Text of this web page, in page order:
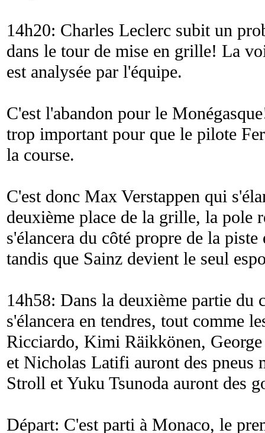
14h20: Charles Leclerc subit un
dans le tour de mise en grille! La
est analysée par l'équipe.
C'est l'abandon pour le
trop important pour que le pilote
la course.
C'est donc Max Verstappen qui
deuxième place de la grille, la pole
s'élancera du côté propre de la
tandis que Sainz devient le seul
14h58: Dans la deuxième partie du
s'élancera en tendres, tout comme
Ricciardo, Kimi Räikkönen,
et Nicholas Latifi auront des pneus
Stroll et Yuku Tsunoda auront des
Départ: C'est parti à Monaco, le